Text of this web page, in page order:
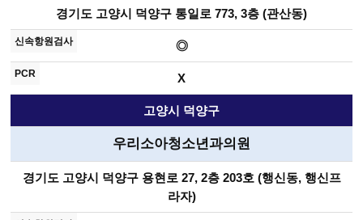
경기도 고양시 덕양구 통일로 773, 3층 (관산동)
◎
X
고양시 덕양구
우리소아청소년과의원
경기도 고양시 덕양구 용현로 27, 2층 203호 (행신동, 행신프
라자)